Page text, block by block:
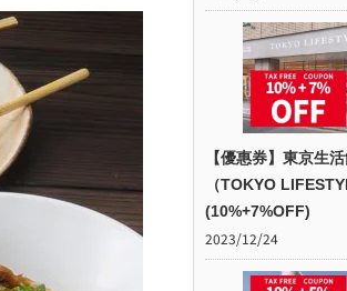
【優惠券】東京生
（TOKYO
(10%+7%OFF)
2023/12/24